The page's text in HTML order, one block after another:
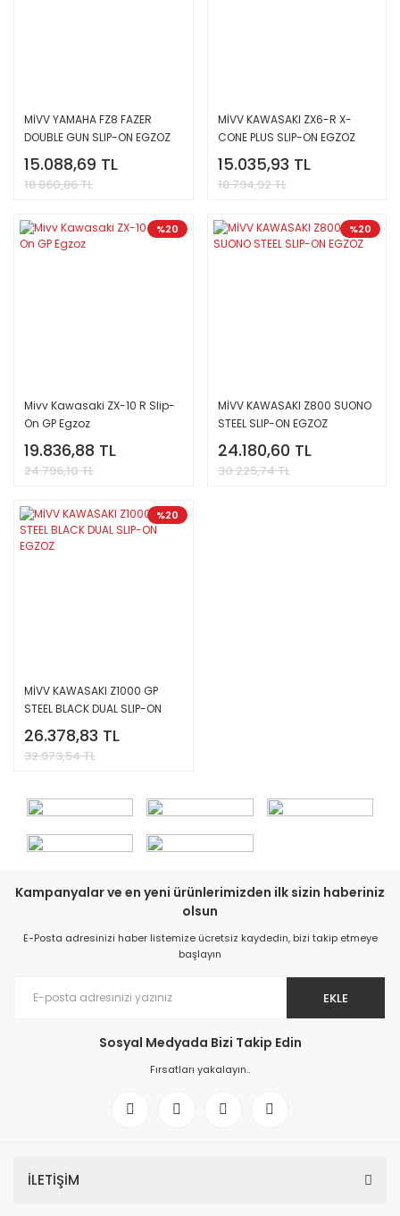
MİVV YAMAHA FZ8 FAZER
DOUBLE GUN SLIP-ON EGZOZ
15.088,69 TL
18.860,86 TL
MİVV KAWASAKI ZX6-R X-
CONE PLUS SLIP-ON EGZOZ
15.035,93 TL
18.794,92 TL
%20
Mivv Kawasaki ZX-10 R Slip-
On GP Egzoz
19.836,88 TL
24.796,10 TL
%20
MİVV KAWASAKI Z800 SUONO
STEEL SLIP-ON EGZOZ
24.180,60 TL
30.225,74 TL
%20
MİVV KAWASAKI Z1000 GP
STEEL BLACK DUAL SLIP-ON
EGZOZ
26.378,83 TL
32.973,54 TL
Kampanyalar ve en yeni ürünlerimizden ilk sizin haberiniz
olsun
E-Posta adresinizi haber listemize ücretsiz kaydedin, bizi takip etmeye
başlayın
EKLE
Sosyal Medyada Bizi Takip Edin
Fırsatları yakalayın..
İLETİŞİM